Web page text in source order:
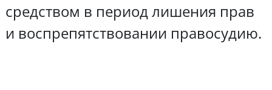
средством в период лишения прав
и воспрепятствовании правосудию.